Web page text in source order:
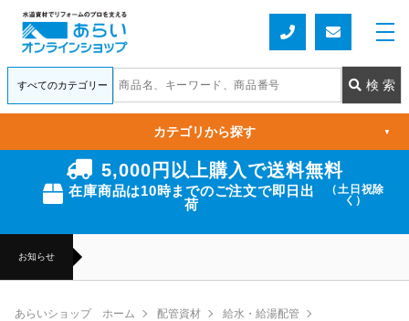
5,000円以上購入で送料無料
在庫商品は10時までのご注文で即日出
荷
（土日祝除
く）
お知らせ
カテゴリから探す ▼
あらいショップ ホーム 配管資材
給水・給湯配管